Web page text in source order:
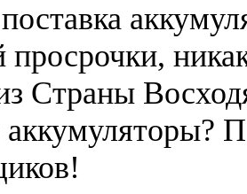
просрочки,
Страны
аккумуляторы?